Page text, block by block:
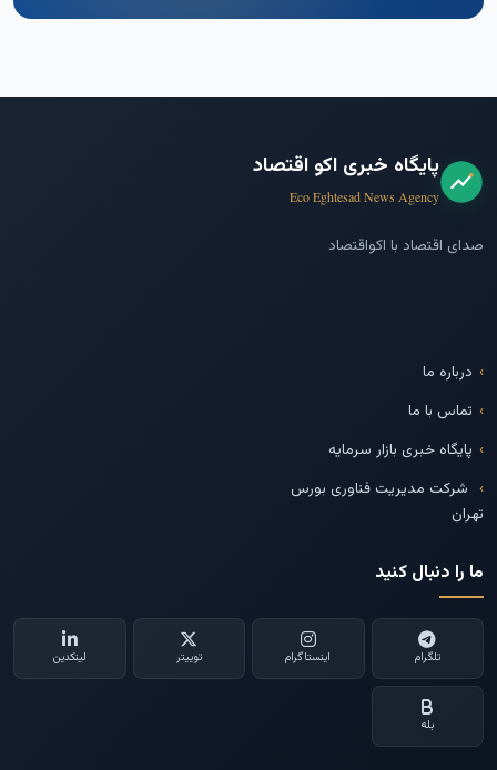
پایگاه خبری اکو اقتصاد
Eco Eghtesad News Agency
صدای اقتصاد با اکواقتصاد
درباره ما
تماس با ما
پایگاه خبری بازار سرمایه
شرکت مدیریت فناوری بورس
تهران
ما را دنبال کنید
تلگرام اینستاگرام توییتر لینکدین
بله